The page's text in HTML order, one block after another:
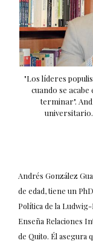
"Los líderes
cuando se
terminar".
Andrés González
de edad, tiene un
Política de la
Enseña Relaciones
de Quito. Él asegura